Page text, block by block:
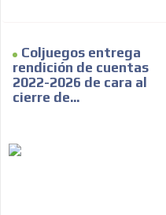
Coljuegos entrega
rendición de cuentas
2022-2026 de cara al
cierre de...